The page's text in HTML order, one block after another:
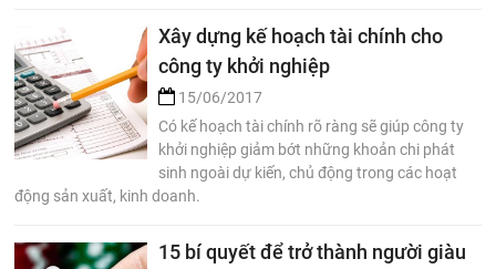
Xây dựng kế hoạch tài chính cho
công ty khởi nghiệp
15/06/2017
Có kế hoạch tài chính rõ ràng sẽ giúp công ty
khởi nghiệp giảm bớt những khoản chi phát
sinh ngoài dự kiến, chủ động trong các hoạt
động sản xuất, kinh doanh.
15 bí quyết để trở thành người giàu